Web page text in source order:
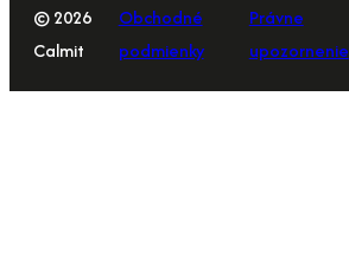
© 2026
Calmit
Obchodné
podmienky
Právne
upozornenie